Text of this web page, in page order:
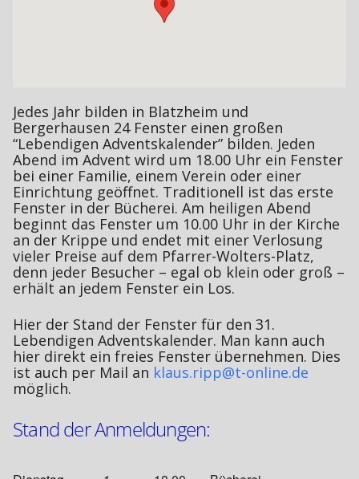
Jedes Jahr bilden in Blatzheim und
Bergerhausen 24 Fenster einen großen
“Lebendigen Adventskalender” bilden. Jeden
Abend im Advent wird um 18.00 Uhr ein Fenster
bei einer Familie, einem Verein oder einer
Einrichtung geöffnet. Traditionell ist das erste
Fenster in der Bücherei. Am heiligen Abend
beginnt das Fenster um 10.00 Uhr in der Kirche
an der Krippe und endet mit einer Verlosung
vieler Preise auf dem Pfarrer-Wolters-Platz,
denn jeder Besucher – egal ob klein oder groß –
erhält an jedem Fenster ein Los.
Hier der Stand der Fenster für den 31.
Lebendigen Adventskalender. Man kann auch
hier direkt ein freies Fenster übernehmen. Dies
ist auch per Mail an klaus.ripp@t-online.de
möglich.
Stand der Anmeldungen: